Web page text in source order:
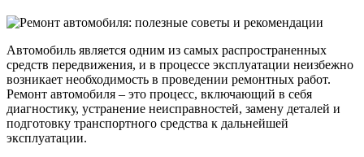
Автомобиль является одним из самых распространенных
средств передвижения, и в процессе эксплуатации неизбежно
возникает необходимость в проведении ремонтных работ.
Ремонт автомобиля – это процесс, включающий в себя
диагностику, устранение неисправностей, замену деталей и
подготовку транспортного средства к дальнейшей
эксплуатации.